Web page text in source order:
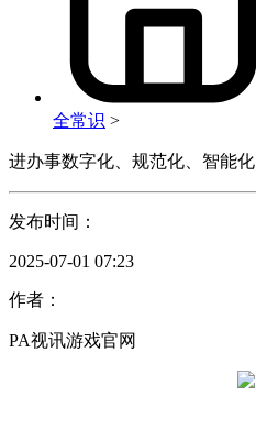
全常识 >
进办事数字化、规范化、智能化
发布时间：
2025-07-01 07:23
作者：
PA视讯游戏官网